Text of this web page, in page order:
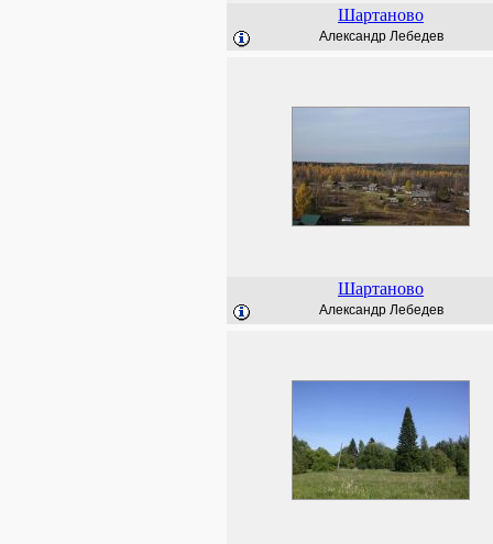
Шартаново
Александр Лебедев
Шартаново
Александр Лебедев